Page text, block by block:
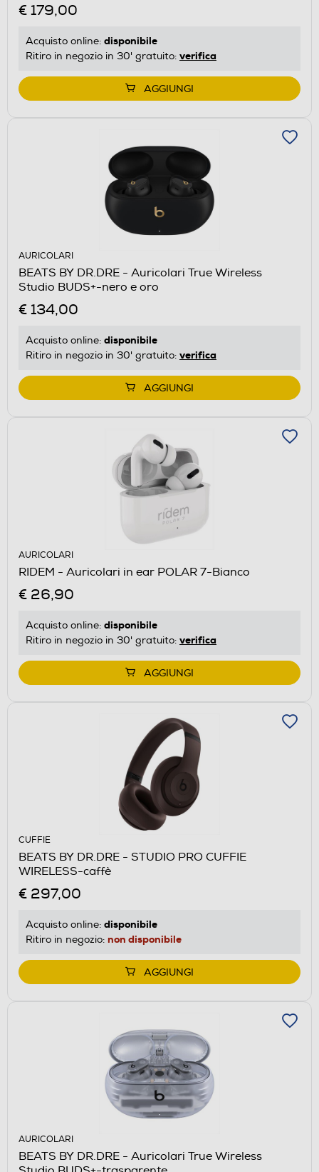
€ 179,00
Acquisto online: disponibile
Ritiro in negozio in 30' gratuito: verifica
AGGIUNGI
AURICOLARI
BEATS BY DR.DRE - Auricolari True Wireless
Studio BUDS+-nero e oro
€ 134,00
Acquisto online: disponibile
Ritiro in negozio in 30' gratuito: verifica
AGGIUNGI
AURICOLARI
RIDEM - Auricolari in ear POLAR 7-Bianco
€ 26,90
Acquisto online: disponibile
Ritiro in negozio in 30' gratuito: verifica
AGGIUNGI
CUFFIE
BEATS BY DR.DRE - STUDIO PRO CUFFIE
WIRELESS-caffè
€ 297,00
Acquisto online: disponibile
Ritiro in negozio: non disponibile
AGGIUNGI
AURICOLARI
BEATS BY DR.DRE - Auricolari True Wireless